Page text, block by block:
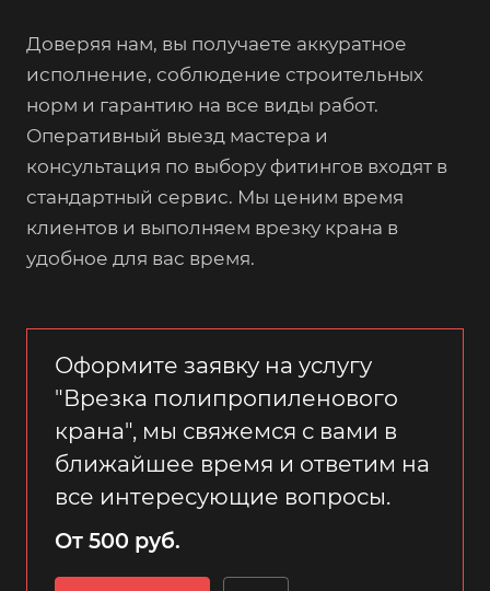
Доверяя нам, вы получаете аккуратное
исполнение, соблюдение строительных
норм и гарантию на все виды работ.
Оперативный выезд мастера и
консультация по выбору фитингов входят в
стандартный сервис. Мы ценим время
клиентов и выполняем врезку крана в
удобное для вас время.
Оформите заявку на услугу
"Врезка полипропиленового
крана", мы свяжемся с вами в
ближайшее время и ответим на
все интересующие вопросы.
От 500 руб.